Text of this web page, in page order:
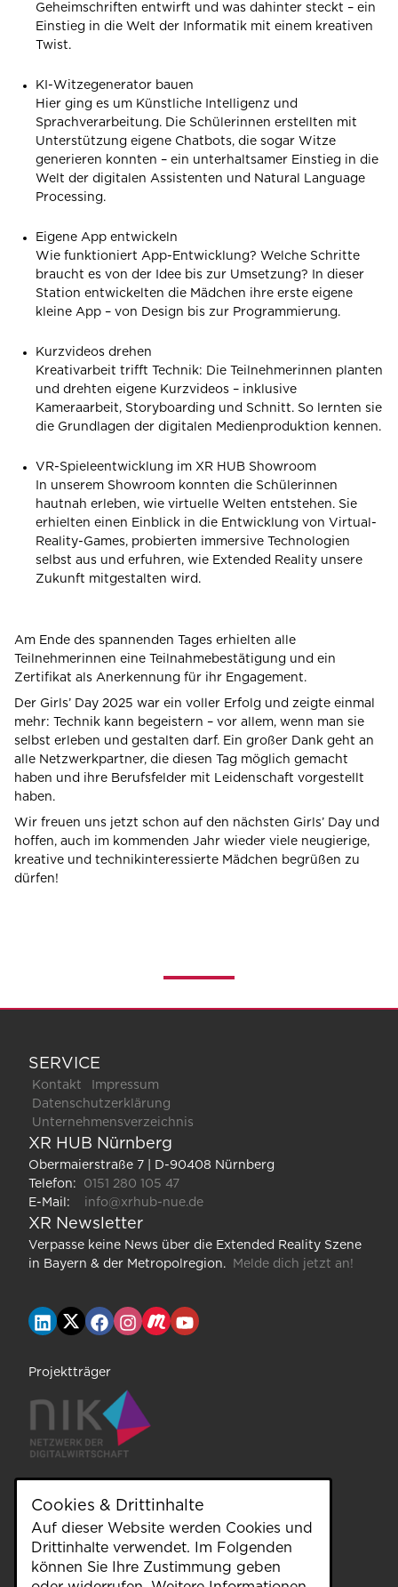
Geheimschriften entwirft und was dahinter steckt – ein
Einstieg in die Welt der Informatik mit einem kreativen
Twist.
KI-Witzegenerator bauen
Hier ging es um Künstliche Intelligenz und
Sprachverarbeitung. Die Schülerinnen erstellten mit
Unterstützung eigene Chatbots, die sogar Witze
generieren konnten – ein unterhaltsamer Einstieg in die
Welt der digitalen Assistenten und Natural Language
Processing.
Eigene App entwickeln
Wie funktioniert App-Entwicklung? Welche Schritte
braucht es von der Idee bis zur Umsetzung? In dieser
Station entwickelten die Mädchen ihre erste eigene
kleine App – von Design bis zur Programmierung.
Kurzvideos drehen
Kreativarbeit trifft Technik: Die Teilnehmerinnen planten
und drehten eigene Kurzvideos – inklusive
Kameraarbeit, Storyboarding und Schnitt. So lernten sie
die Grundlagen der digitalen Medienproduktion kennen.
VR-Spieleentwicklung im XR HUB Showroom
In unserem Showroom konnten die Schülerinnen
hautnah erleben, wie virtuelle Welten entstehen. Sie
erhielten einen Einblick in die Entwicklung von Virtual-
Reality-Games, probierten immersive Technologien
selbst aus und erfuhren, wie Extended Reality unsere
Zukunft mitgestalten wird.
Am Ende des spannenden Tages erhielten alle
Teilnehmerinnen eine Teilnahmebestätigung und ein
Zertifikat als Anerkennung für ihr Engagement.
Der Girls’ Day 2025 war ein voller Erfolg und zeigte einmal
mehr: Technik kann begeistern – vor allem, wenn man sie
selbst erleben und gestalten darf. Ein großer Dank geht an
alle Netzwerkpartner, die diesen Tag möglich gemacht
haben und ihre Berufsfelder mit Leidenschaft vorgestellt
haben.
Wir freuen uns jetzt schon auf den nächsten Girls’ Day und
hoffen, auch im kommenden Jahr wieder viele neugierige,
kreative und technikinteressierte Mädchen begrüßen zu
dürfen!
SERVICE
Kontakt
Impressum
Datenschutzerklärung
Unternehmensverzeichnis
XR HUB Nürnberg
Obermaierstraße 7 | D-90408 Nürnberg
Telefon:
0151 280 105 47
E-Mail:
info@xrhub-nue.de
XR Newsletter
Verpasse keine News über die Extended Reality Szene
in Bayern & der Metropolregion.
Melde dich jetzt an!
Projektträger
unterstützt durch
Cookies & Drittinhalte
Auf dieser Website werden Cookies und
Drittinhalte verwendet. Im Folgenden
können Sie Ihre Zustimmung geben